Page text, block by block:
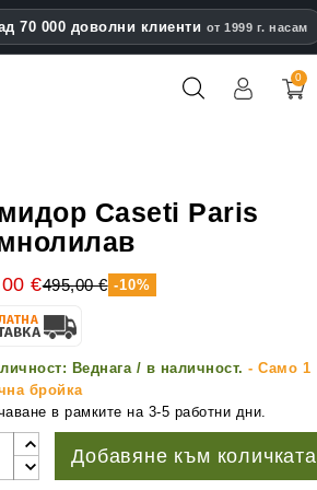
70 000 доволни клиенти от 1999 г. насам
0
Caseti Paris
€495,00 € -10%
Веднага / в наличност. - Само 1
бройка
в рамките на 3-5 работни дни.
Добавяне към количката